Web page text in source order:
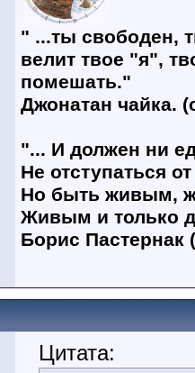
" ...ты свободен,
велит твое "я",
помешать."
Джонатан чайка.
"... И должен ни
Не отступаться
Но быть живым,
Живым и только
Борис Пастернак
Цитата: